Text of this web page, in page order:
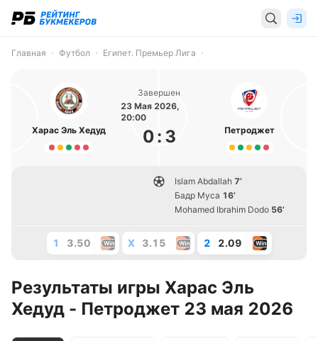
Главная Футбол Египет. Премьер Лига
Харас Эль Хедуд
Завершен
23 Мая 2026,
20:00
0: 3 Петроджет
Islam Abdallah 7’
Бадр Муса 16’
Mohamed Ibrahim Dodo 56’
1 3.50 X 3.15 2 2.09
Результаты игры Харас Эль
Хедуд - Петроджет 23 мая 2026